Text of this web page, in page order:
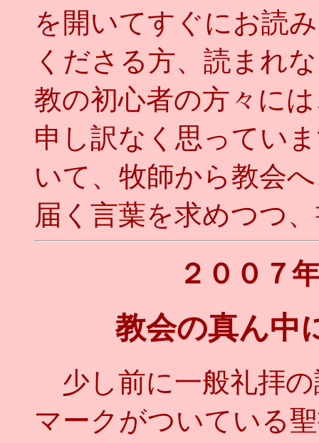
を開いてすぐにお読
くださる方、読まれ
教の初心者の方々に
申し訳なく思ってい
いて、牧師から教会
届く言葉を求めつつ
２００
教会の真ん中
少し前に一般礼拝
マークがついている